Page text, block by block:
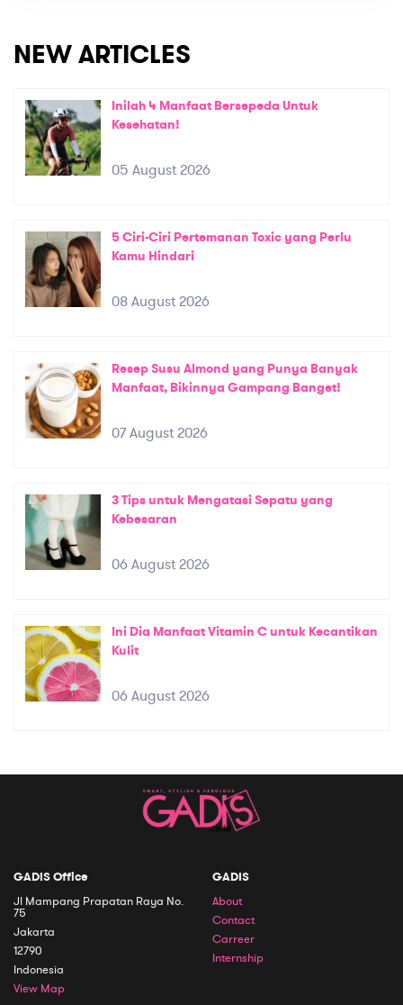
NEW ARTICLES
Inilah 4 Manfaat Bersepeda Untuk
Kesehatan!
05 August 2026
5 Ciri-Ciri Pertemanan Toxic yang Perlu
Kamu Hindari
08 August 2026
Resep Susu Almond yang Punya Banyak
Manfaat, Bikinnya Gampang Banget!
07 August 2026
3 Tips untuk Mengatasi Sepatu yang
Kebesaran
06 August 2026
Ini Dia Manfaat Vitamin C untuk Kecantikan
Kulit
06 August 2026
GADIS Office
Jl Mampang Prapatan Raya No.
75
Jakarta
12790
Indonesia
View Map
GADIS
About
Contact
Carreer
Internship